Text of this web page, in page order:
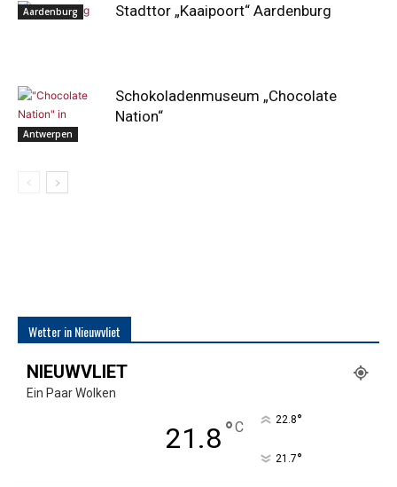
Aardenburg Stadttor „Kaaipoort“ Aardenburg
Antwerpen
Schokoladenmuseum „Chocolate
Nation“
Wetter in Nieuwvliet
NIEUWVLIET
Ein Paar Wolken
21.8°C 22.8°
21.7°